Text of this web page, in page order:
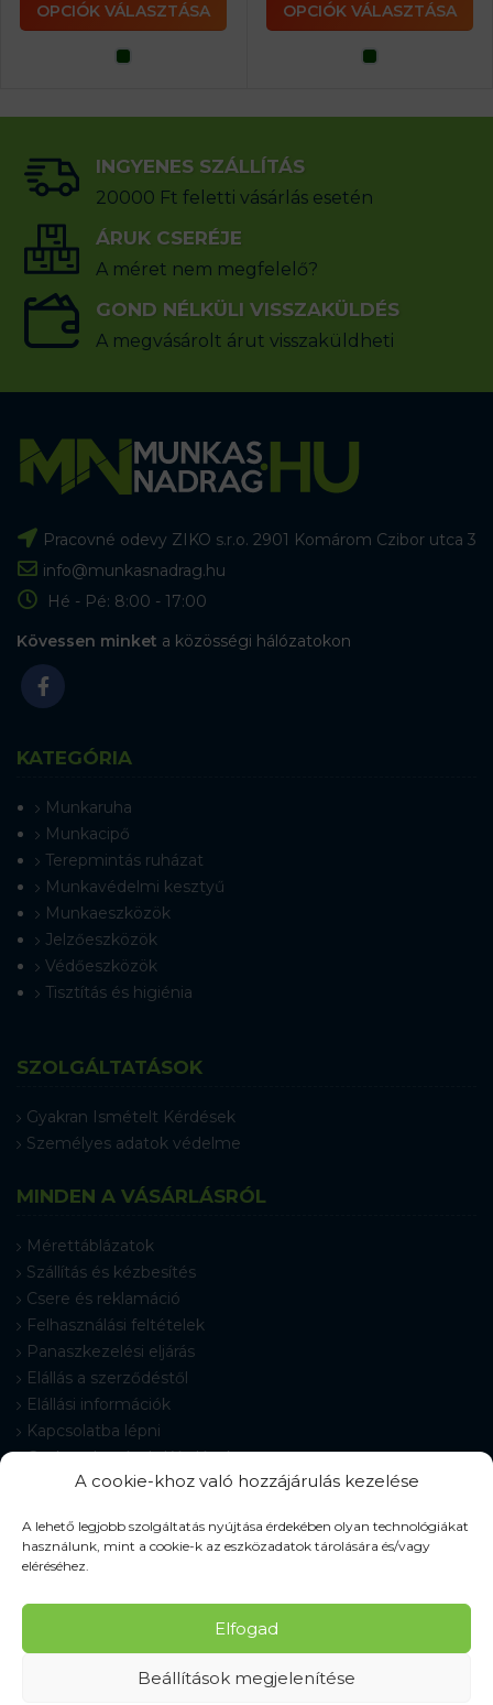
A cookie-khoz való hozzájárulás kezelése
A lehető legjobb szolgáltatás nyújtása érdekében olyan technológiákat
használunk, mint a cookie-k az eszközadatok tárolására és/vagy
eléréséhez.
Elfogad
Beállítások megjelenítése
OPCIÓK VÁLASZTÁSA OPCIÓK VÁLASZTÁSA
INGYENES SZÁLLÍTÁS
20000 Ft feletti vásárlás esetén
ÁRUK CSERÉJE
A méret nem megfelelő?
GOND NÉLKÜLI VISSZAKÜLDÉS
A megvásárolt árut visszaküldheti
Pracovné odevy ZIKO s.r.o. 2901 Komárom Czibor utca 3
info@munkasnadrag.hu
Hé - Pé: 8:00 - 17:00
Kövessen minket a közösségi hálózatokon
KATEGÓRIA
Munkaruha
Munkacipő
Terepmintás ruházat
Munkavédelmi kesztyű
Munkaeszközök
Jelzőeszközök
Védőeszközök
Tisztítás és higiénia
SZOLGÁLTATÁSOK
Gyakran Ismételt Kérdések
Személyes adatok védelme
MINDEN A VÁSÁRLÁSRÓL
Mérettáblázatok
Szállítás és kézbesítés
Csere és reklamáció
Felhasználási feltételek
Panaszkezelési eljárás
Elállás a szerződéstől
Elállási információk
Kapcsolatba lépni
Gyakran Ismételt Kérdések
Cookie-beállítások